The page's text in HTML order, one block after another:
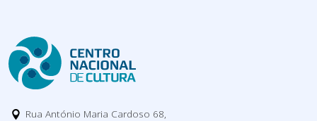
Rua António Maria Cardoso 68,